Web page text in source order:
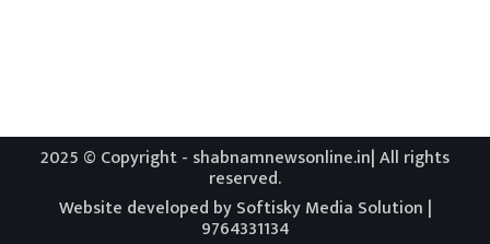
2025 © Copyright - shabnamnewsonline.in| All rights
reserved.
Website developed by Softisky Media Solution |
9764331134